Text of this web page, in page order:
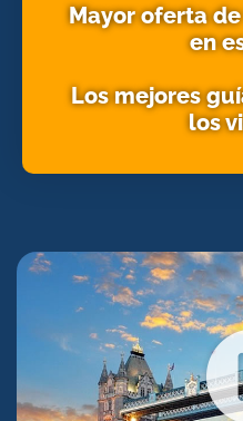
Mayor oferta
en
Los mejores
los